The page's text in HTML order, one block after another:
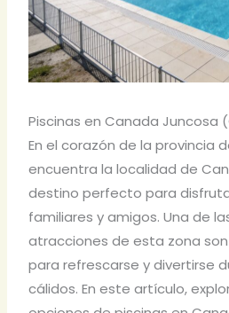
Piscinas en Canada Juncosa
En el corazón de la provincia
encuentra la localidad de
destino perfecto para
familiares y amigos. Una de
atracciones de esta zona
para refrescarse y divertirse
cálidos. En este artículo,